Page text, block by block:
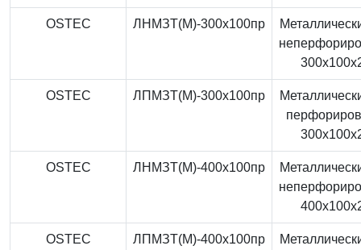
OSTEC ЛНМЗТ(М)-300x100пр
OSTEC ЛПМЗТ(М)-300x100пр
OSTEC ЛНМЗТ(М)-400x100пр
OSTEC ЛПМЗТ(М)-400x100пр